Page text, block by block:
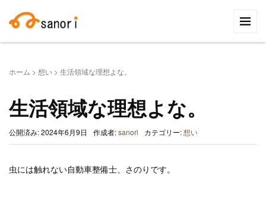
索:
ホーム > 想い > 生活領域な理想よな。
生活領域な理想よな。
公開済み: 2024年6月9日 作成者:sanori カテゴリー:想い
虫には触れない自動車整備士、さのりです。